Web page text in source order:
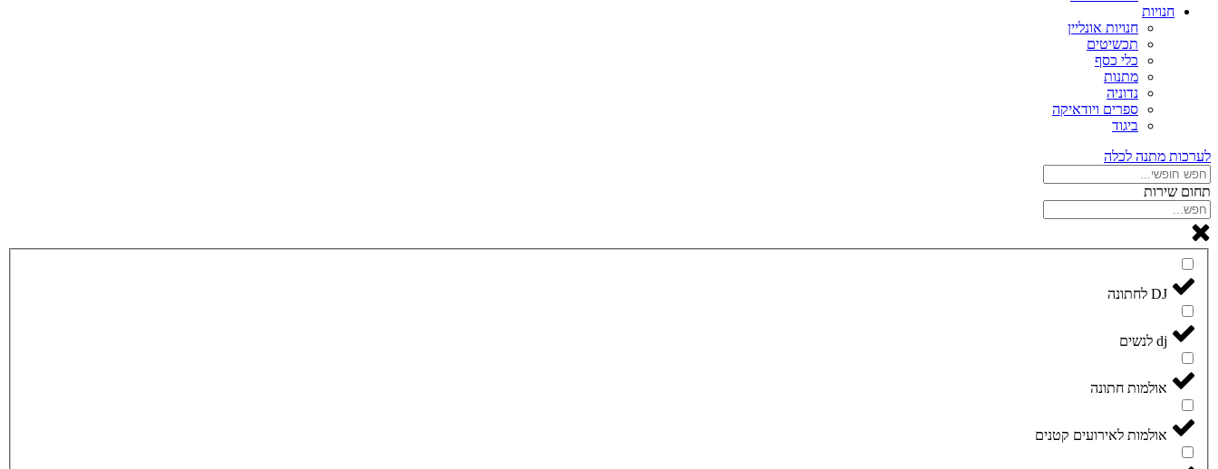
חנויות
חנויות אונליין
תכשיטים
כלי כסף
מתנות
נדוניה
ספרים ויודאיקה
ביגוד
לערכות מתנה לכלה
תחום שירות
DJ לחתונה
dj לנשים
אולמות חתונה
אולמות לאירועים קטנים